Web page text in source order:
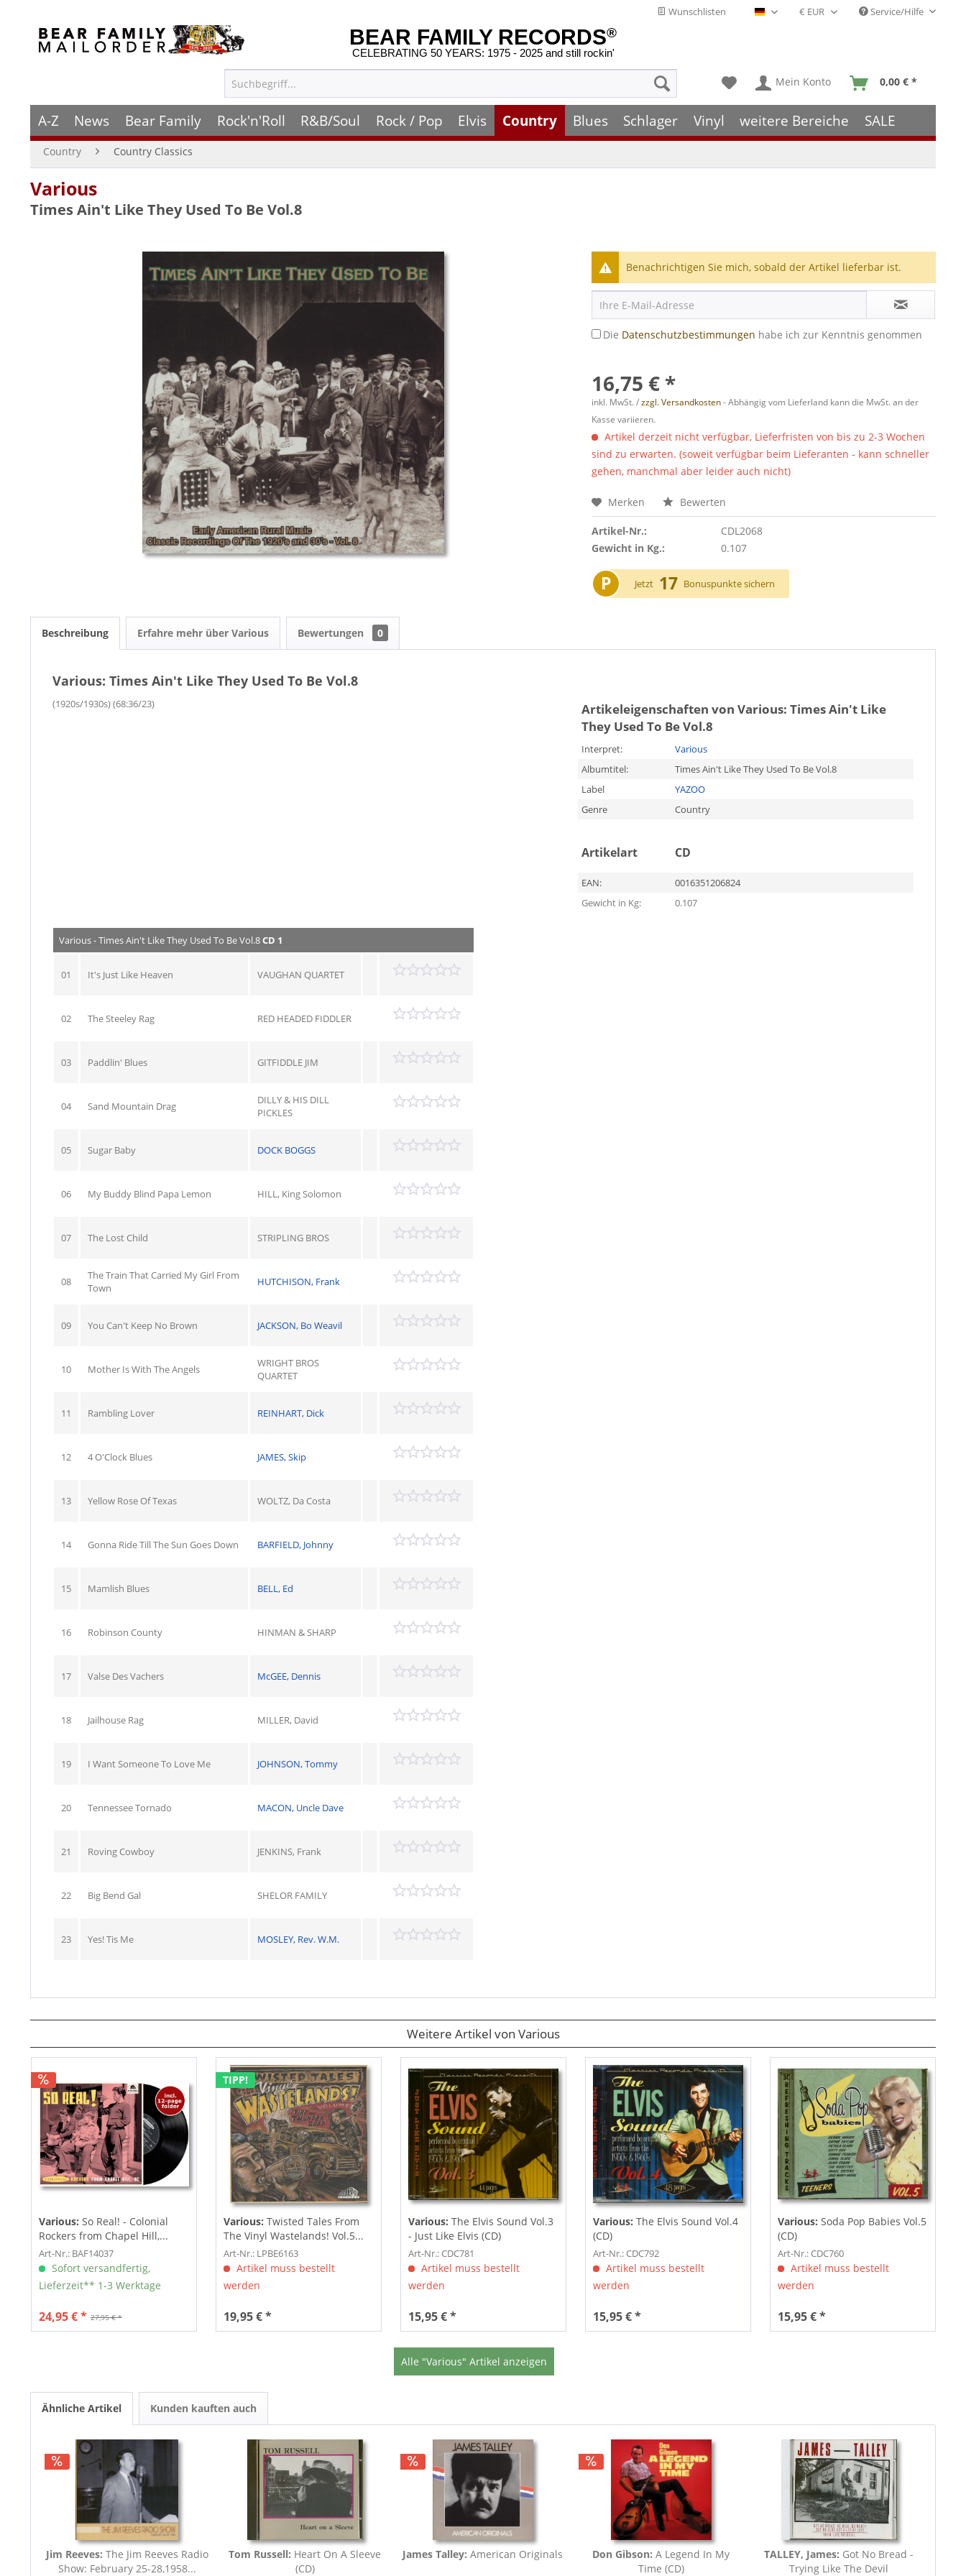
Wunschlisten Deutsch - DE Service/Hilfe
BEAR FAMILY RECORDS®
CELEBRATING 50 YEARS: 1975 - 2025 and still rockin'
Mein Konto 0,00 € *
A-Z News Bear Family Rock'n'Roll R&B/Soul Rock / Pop Elvis Country Blues Schlager Vinyl weitere Bereiche SALE
Country Country Classics
Various
Times Ain't Like They Used To Be Vol.8
Benachrichtigen Sie mich, sobald der Artikel lieferbar ist.
Die Datenschutzbestimmungen habe ich zur Kenntnis genommen
16,75 € *
inkl. MwSt. /zzgl. Versandkosten- Abhängig vom Lieferland kann die MwSt. an der
Kasse variieren.
Artikel derzeit nicht verfügbar, Lieferfristen von bis zu 2-3 Wochen
sind zu erwarten. (soweit verfügbar beim Lieferanten - kann schneller
gehen, manchmal aber leider auch nicht)
Merken Bewerten
Artikel-Nr.:
CDL2068
Gewicht in Kg.:
0.107
P Jetzt 17 Bonuspunkte sichern
Beschreibung Erfahre mehr über Various Bewertungen 0
Various: Times Ain't Like They Used To Be Vol.8
(1920s/1930s) (68:36/23) Artikeleigenschaften von Various: Times Ain't Like
They Used To Be Vol.8
Interpret:
Various
Albumtitel:
Times Ain't Like They Used To Be Vol.8
Label
YAZOO
Genre
Country
Artikelart CD
EAN:
0016351206824
Gewicht in Kg:
0.107
Various - Times Ain't Like They Used To Be Vol.8CD 1
01 It's Just Like Heaven VAUGHAN QUARTET
02 The Steeley Rag RED HEADED FIDDLER
03 Paddlin' Blues GITFIDDLE JIM
04 Sand Mountain Drag
DILLY & HIS DILL
PICKLES
05 Sugar Baby DOCK BOGGS
06 My Buddy Blind Papa Lemon HILL, King Solomon
07 The Lost Child STRIPLING BROS
08
The Train That Carried My Girl From
Town
HUTCHISON, Frank
09 You Can't Keep No Brown JACKSON, Bo Weavil
10 Mother Is With The Angels
WRIGHT BROS
QUARTET
11 Rambling Lover REINHART, Dick
12 4 O'Clock Blues JAMES, Skip
13 Yellow Rose Of Texas WOLTZ, Da Costa
14 Gonna Ride Till The Sun Goes Down BARFIELD, Johnny
15 Mamlish Blues BELL, Ed
16 Robinson County HINMAN & SHARP
17 Valse Des Vachers McGEE, Dennis
18 Jailhouse Rag MILLER, David
19 I Want Someone To Love Me JOHNSON, Tommy
20 Tennessee Tornado MACON, Uncle Dave
21 Roving Cowboy JENKINS, Frank
22 Big Bend Gal SHELOR FAMILY
23 Yes! Tis Me MOSLEY, Rev. W.M.
Weitere Artikel von Various
Various: So Real! - Colonial
Rockers from Chapel Hill,...
Art-Nr.: BAF14037
Sofort versandfertig,
Lieferzeit** 1-3 Werktage
27,95 € *
24,95 € *
TIPP!
Various: Twisted Tales From
The Vinyl Wastelands! Vol.5...
Art-Nr.: LPBE6163
Artikel muss bestellt
werden
19,95 € *
Various: The Elvis Sound Vol.3
- Just Like Elvis (CD)
Art-Nr.: CDC781
Artikel muss bestellt
werden
15,95 € *
Various: The Elvis Sound Vol.4
(CD)
Art-Nr.: CDC792
Artikel muss bestellt
werden
15,95 € *
Various: Soda Pop Babies Vol.5
(CD)
Art-Nr.: CDC760
Artikel muss bestellt
werden
15,95 € *
Alle "Various" Artikel anzeigen
Ähnliche Artikel Kunden kauften auch
Jim Reeves: The Jim Reeves Radio
Show: February 25-28,1958...
Tom Russell: Heart On A Sleeve
(CD)
James Talley:American Originals Don Gibson:A Legend In My
Time (CD)
TALLEY, James: Got No Bread -
Trying Like The Devil